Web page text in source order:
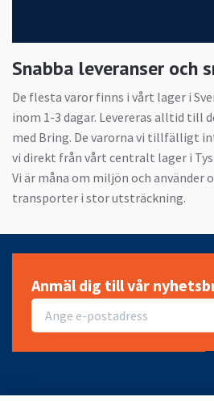
Snabba leveranser och
De flesta varor finns i vårt lager i
inom 1-3 dagar. Levereras alltid till
med Bring. De varorna vi tillfälligt
vi direkt från vårt centralt lager i
Vi är måna om miljön och använder
transporter i stor utsträckning.
Anmäl dig till vår